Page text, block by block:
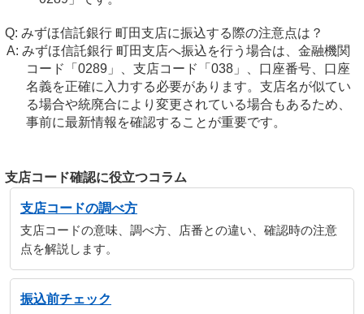
みずほ信託銀行 町田支店に振込する際の注意点は？
みずほ信託銀行 町田支店へ振込を行う場合は、金融機関
コード「0289」、支店コード「038」、口座番号、口座
名義を正確に入力する必要があります。支店名が似てい
る場合や統廃合により変更されている場合もあるため、
事前に最新情報を確認することが重要です。
支店コード確認に役立つコラム
支店コードの調べ方
支店コードの意味、調べ方、店番との違い、確認時の注意
点を解説します。
振込前チェック